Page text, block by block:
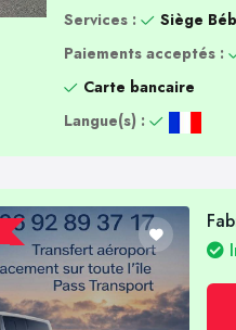
Services :
Siège
Paiements acceptés :
Carte bancaire
Langue(s) :